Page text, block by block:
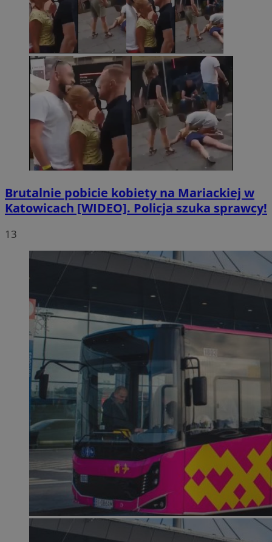
Brutalnie pobicie kobiety na Mariackiej w
Katowicach [WIDEO]. Policja szuka sprawcy!
13